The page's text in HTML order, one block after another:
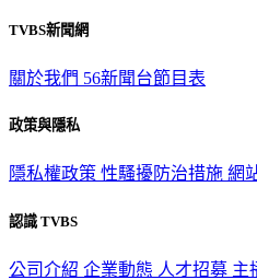
TVBS新聞網
關於我們 56新聞台節目表
政策與隱私
隱私權政策 性騷擾防治措施 網
認識 TVBS
公司介紹 企業動態 人才招募 主